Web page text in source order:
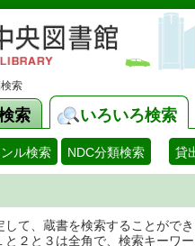
索
索 いろいろ検索
ル検索 NDC分類検索 貸
て、蔵書を検索することができ
２と３は全角で、検索キーワ